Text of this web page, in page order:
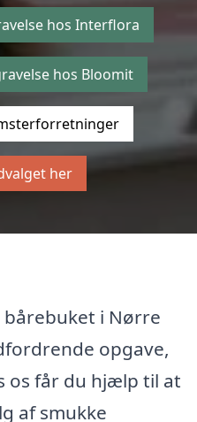
hos Interflora
hos Bloomit
her
i Nørre
opgave,
os får du hjælp til at
af smukke